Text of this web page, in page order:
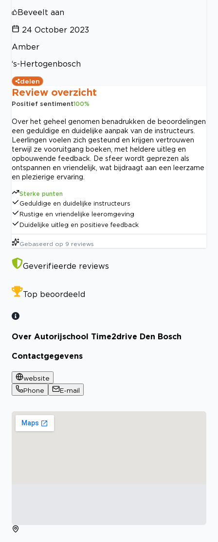
Beveelt aan
24 October 2023
Amber
‘s-Hertogenbosch
delen
Review overzicht
Positief sentiment100%
Over het geheel genomen benadrukken de beoordelingen
een geduldige en duidelijke aanpak van de instructeurs.
Leerlingen voelen zich gesteund en krijgen vertrouwen
terwijl ze vooruitgang boeken, met heldere uitleg en
opbouwende feedback. De sfeer wordt geprezen als
ontspannen en vriendelijk, wat bijdraagt aan een leerzame
en plezierige ervaring.
Sterke punten
Geduldige en duidelijke instructeurs
Rustige en vriendelijke leeromgeving
Duidelijke uitleg en positieve feedback
Gebaseerd op 9 reviews
Geverifieerde reviews
Top beoordeeld
Over Autorijschool Time2drive Den Bosch
Contactgegevens
website
Phone
E-mail